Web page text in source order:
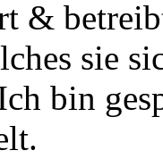
&
sie
bin